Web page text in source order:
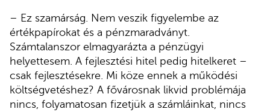
– Ez szamárság. Nem veszik figyelembe az
értékpapírokat és a pénzmaradványt.
Számtalanszor elmagyarázta a pénzügyi
helyettesem. A fejlesztési hitel pedig hitelkeret –
csak fejlesztésekre. Mi köze ennek a működési
költségvetéshez? A fővárosnak likvid problémája
nincs, folyamatosan fizetjük a számláinkat, nincs